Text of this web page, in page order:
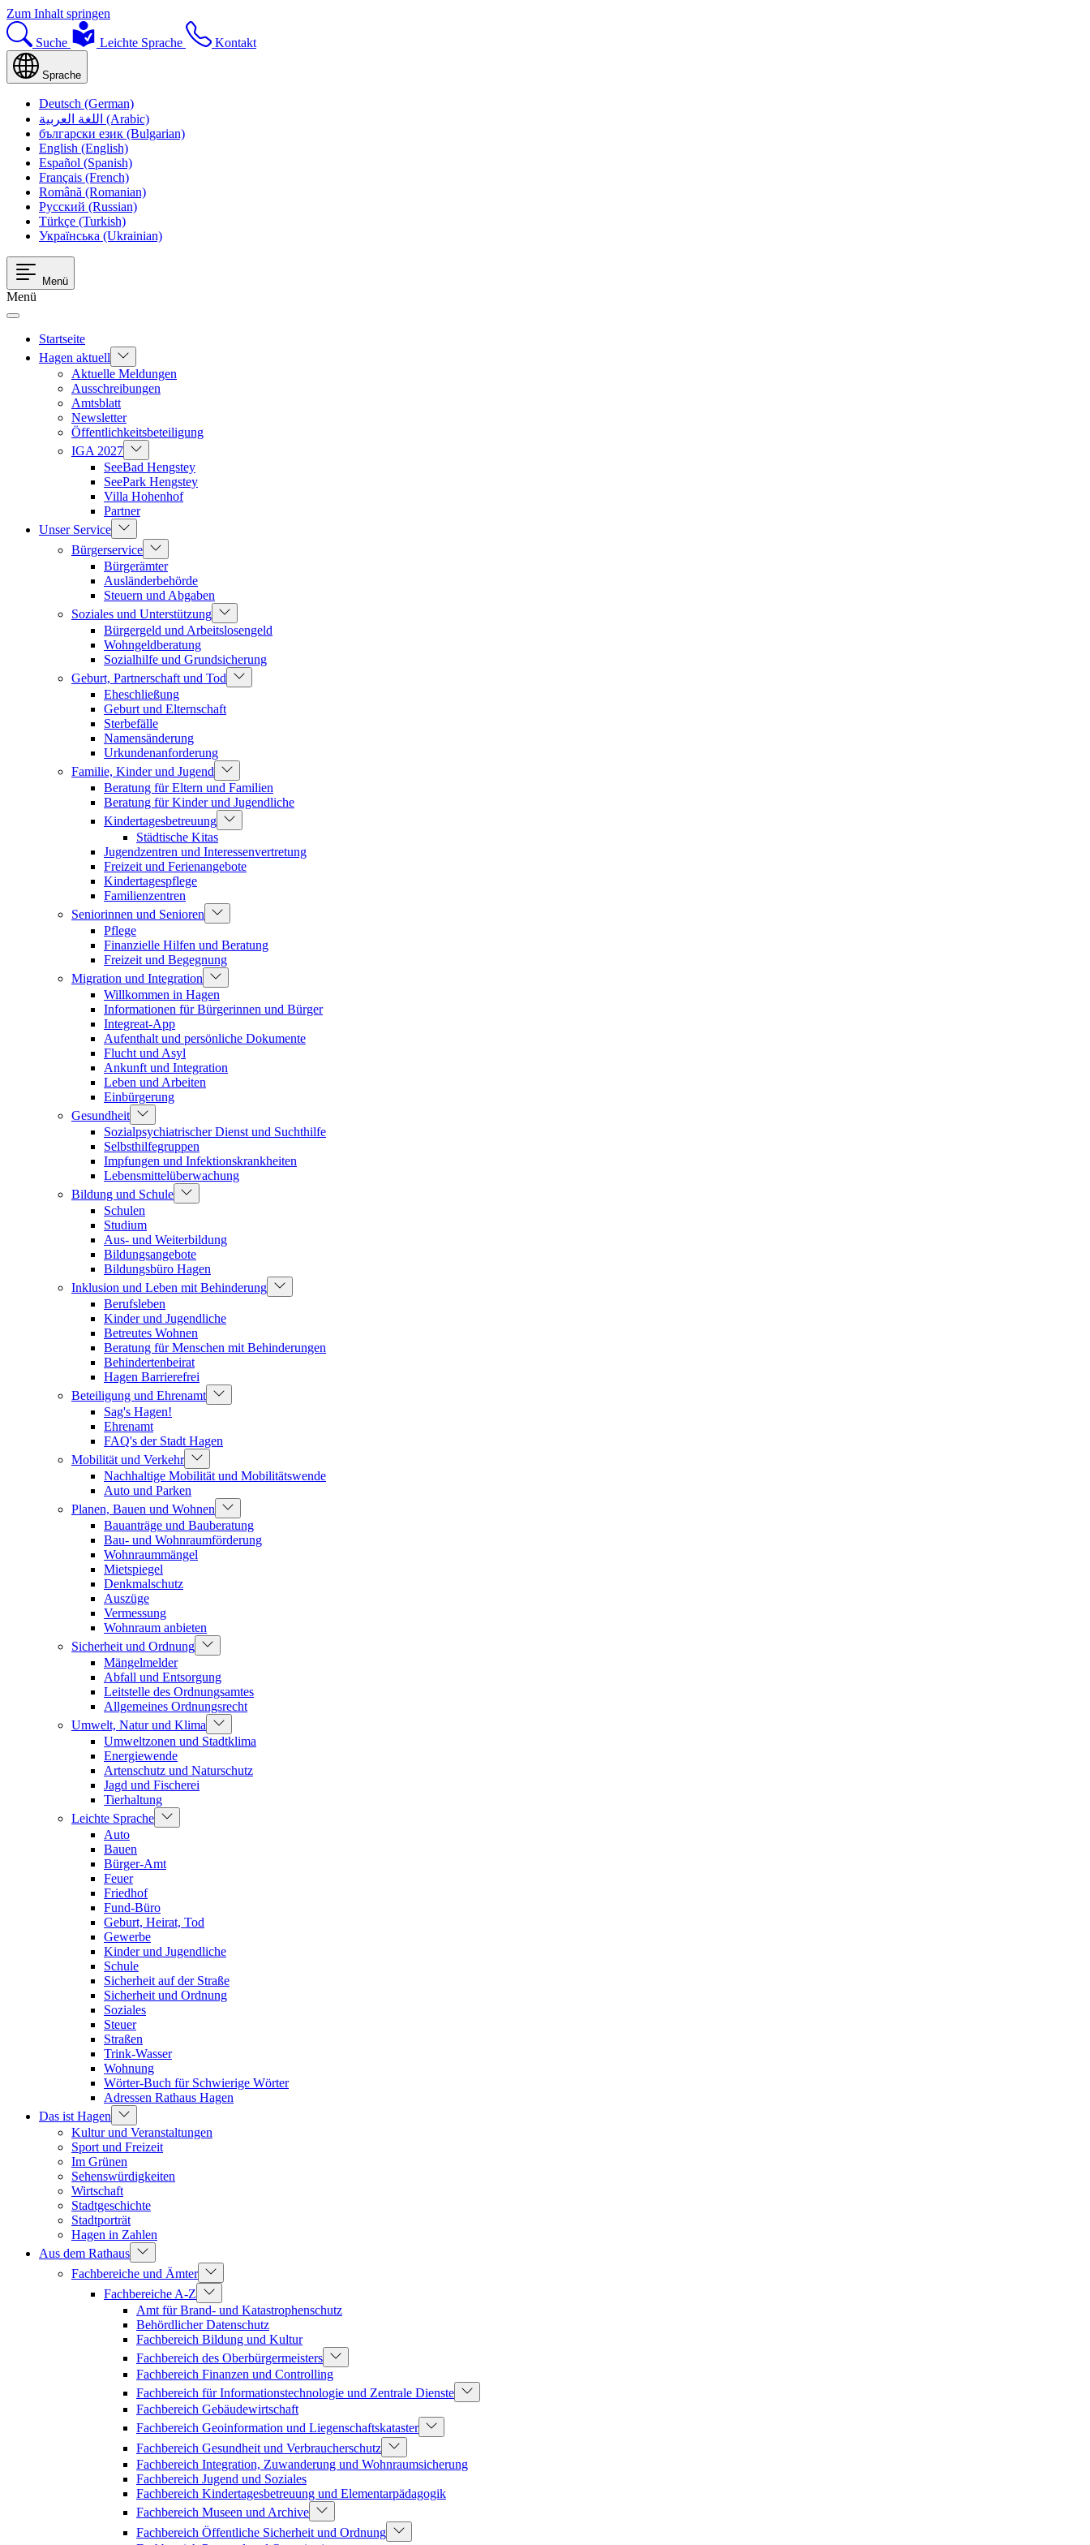
Zum Inhalt springen
Suche Leichte Sprache Kontakt
Sprache
Deutsch (German)
اللغة العربية (Arabic)
български език (Bulgarian)
English (English)
Español (Spanish)
Français (French)
Română (Romanian)
Русский (Russian)
Türkçe (Turkish)
Українська (Ukrainian)
Menü
Menü
Startseite
Hagen aktuell
Aktuelle Meldungen
Ausschreibungen
Amtsblatt
Newsletter
Öffentlichkeitsbeteiligung
IGA 2027
SeeBad Hengstey
SeePark Hengstey
Villa Hohenhof
Partner
Unser Service
Bürgerservice
Bürgerämter
Ausländerbehörde
Steuern und Abgaben
Soziales und Unterstützung
Bürgergeld und Arbeitslosengeld
Wohngeldberatung
Sozialhilfe und Grundsicherung
Geburt, Partnerschaft und Tod
Eheschließung
Geburt und Elternschaft
Sterbefälle
Namensänderung
Urkundenanforderung
Familie, Kinder und Jugend
Beratung für Eltern und Familien
Beratung für Kinder und Jugendliche
Kindertagesbetreuung
Städtische Kitas
Jugendzentren und Interessenvertretung
Freizeit und Ferienangebote
Kindertagespflege
Familienzentren
Seniorinnen und Senioren
Pflege
Finanzielle Hilfen und Beratung
Freizeit und Begegnung
Migration und Integration
Willkommen in Hagen
Informationen für Bürgerinnen und Bürger
Integreat-App
Aufenthalt und persönliche Dokumente
Flucht und Asyl
Ankunft und Integration
Leben und Arbeiten
Einbürgerung
Gesundheit
Sozialpsychiatrischer Dienst und Suchthilfe
Selbsthilfegruppen
Impfungen und Infektionskrankheiten
Lebensmittelüberwachung
Bildung und Schule
Schulen
Studium
Aus- und Weiterbildung
Bildungsangebote
Bildungsbüro Hagen
Inklusion und Leben mit Behinderung
Berufsleben
Kinder und Jugendliche
Betreutes Wohnen
Beratung für Menschen mit Behinderungen
Behindertenbeirat
Hagen Barrierefrei
Beteiligung und Ehrenamt
Sag's Hagen!
Ehrenamt
FAQ's der Stadt Hagen
Mobilität und Verkehr
Nachhaltige Mobilität und Mobilitätswende
Auto und Parken
Planen, Bauen und Wohnen
Bauanträge und Bauberatung
Bau- und Wohnraumförderung
Wohnraummängel
Mietspiegel
Denkmalschutz
Auszüge
Vermessung
Wohnraum anbieten
Sicherheit und Ordnung
Mängelmelder
Abfall und Entsorgung
Leitstelle des Ordnungsamtes
Allgemeines Ordnungsrecht
Umwelt, Natur und Klima
Umweltzonen und Stadtklima
Energiewende
Artenschutz und Naturschutz
Jagd und Fischerei
Tierhaltung
Leichte Sprache
Auto
Bauen
Bürger-Amt
Feuer
Friedhof
Fund-Büro
Geburt, Heirat, Tod
Gewerbe
Kinder und Jugendliche
Schule
Sicherheit auf der Straße
Sicherheit und Ordnung
Soziales
Steuer
Straßen
Trink-Wasser
Wohnung
Wörter-Buch für Schwierige Wörter
Adressen Rathaus Hagen
Das ist Hagen
Kultur und Veranstaltungen
Sport und Freizeit
Im Grünen
Sehenswürdigkeiten
Wirtschaft
Stadtgeschichte
Stadtporträt
Hagen in Zahlen
Aus dem Rathaus
Fachbereiche und Ämter
Fachbereiche A-Z
Amt für Brand- und Katastrophenschutz
Behördlicher Datenschutz
Fachbereich Bildung und Kultur
Fachbereich des Oberbürgermeisters
Fachbereich Finanzen und Controlling
Fachbereich für Informationstechnologie und Zentrale Dienste
Fachbereich Gebäudewirtschaft
Fachbereich Geoinformation und Liegenschaftskataster
Fachbereich Gesundheit und Verbraucherschutz
Fachbereich Integration, Zuwanderung und Wohnraumsicherung
Fachbereich Jugend und Soziales
Fachbereich Kindertagesbetreuung und Elementarpädagogik
Fachbereich Museen und Archive
Fachbereich Öffentliche Sicherheit und Ordnung